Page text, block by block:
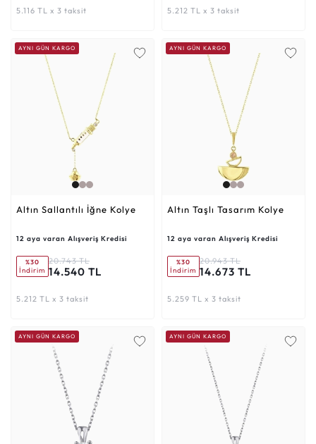
5.116 TL x 3 taksit 5.212 TL x 3 taksit
AYNI GÜN KARGO
Altın Sallantılı İğne Kolye
12 aya varan Alışveriş Kredisi
%30
İndirim
20.743 TL
14.540 TL
5.212 TL x 3 taksit
AYNI GÜN KARGO
Altın Taşlı Tasarım Kolye
12 aya varan Alışveriş Kredisi
%30
İndirim
20.943 TL
14.673 TL
5.259 TL x 3 taksit
AYNI GÜN KARGO AYNI GÜN KARGO